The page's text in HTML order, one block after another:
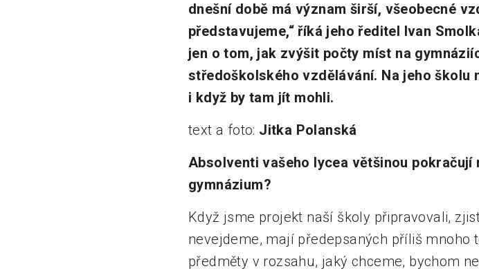
dnešní době má význam širší, všeobecné
představujeme,“ říká jeho ředitel Ivan
jen o tom, jak zvýšit počty míst na
středoškolského vzdělávání. Na jeho školu
i když by tam jít mohli.
text a foto: Jitka Polanská
Absolventi vašeho lycea většinou
gymnázium?
Když jsme projekt naší školy připravovali,
nevejdeme, mají předepsaných příliš mnoho
předměty v rozsahu, jaký chceme, bychom